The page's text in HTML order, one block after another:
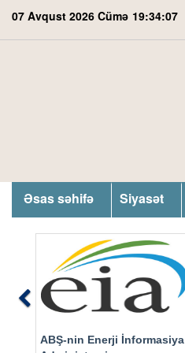
07 Avqust 2026 Cümə 19:34:08
Əsas səhifə Siyasət
ABŞ-nin Enerji İnformasiya
Previous